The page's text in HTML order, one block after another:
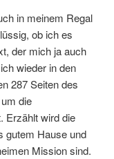
in meinem Regal
ob ich es
der mich ja auch
wieder in den
287 Seiten des
die
Erzählt wird die
gutem Hause und
Mission sind.